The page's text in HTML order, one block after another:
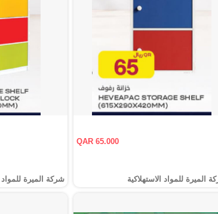
QAR 65.000
الميرة للمواد الاستهلاكية شركة الميرة للمواد